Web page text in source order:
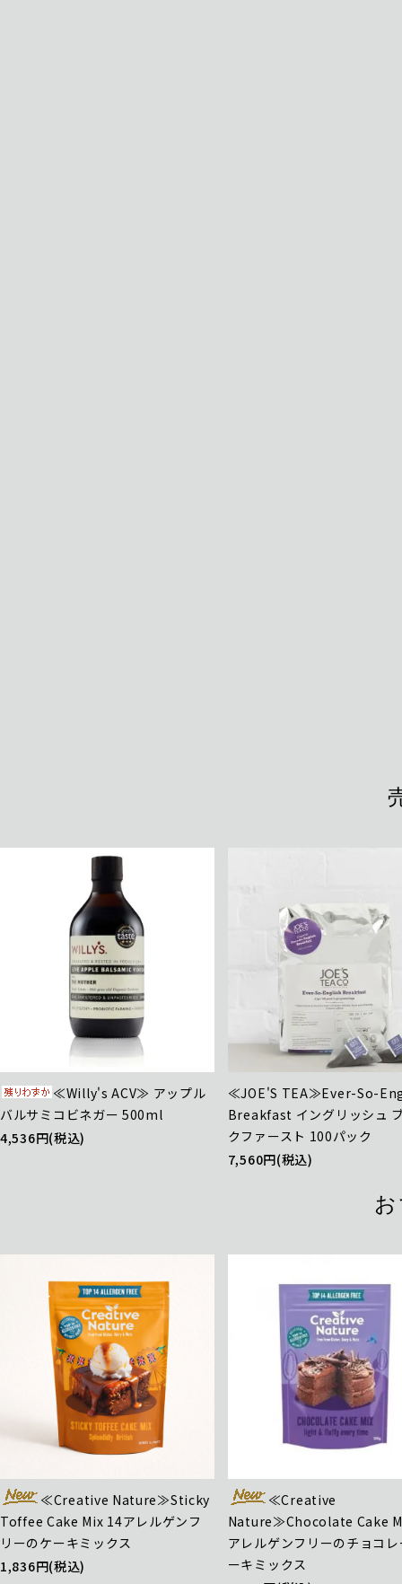
≪Willy's ACV≫ アップル
バルサミコビネガー 500ml
4,536円(税込)
≪JOE'S TEA≫Ever-So-
Breakfast イングリッシュ
クファースト 100パック
7,560円(税込)
≪Creative Nature≫Sticky
Toffee Cake Mix 14アレルゲンフ
リーのケーキミックス
1,836円(税込)
≪Creative
Nature≫Chocolate Cake
アレルゲンフリーのチョコ
ーキミックス